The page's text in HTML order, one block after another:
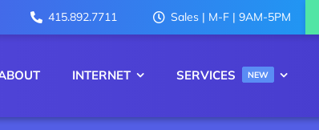
415.892.7711 Sales | M-F | 9AM-5PM
INTERNET SERVICES NEW